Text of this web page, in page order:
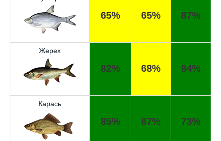
65% 65% 87%
Жерех
82% 68% 84%
Карась
85% 87% 73%